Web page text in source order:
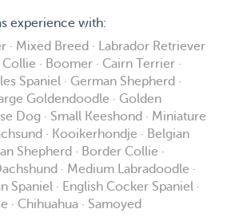
experience with:
· Mixed Breed · Labrador Retriever
· Boomer · Cairn Terrier ·
Spaniel · German Shepherd ·
Goldendoodle · Golden
Dog · Small Keeshond · Miniature
· Kooikerhondje · Belgian
Shepherd · Border Collie ·
· Medium Labradoodle ·
Spaniel · English Cocker Spaniel ·
· Chihuahua · Samoyed